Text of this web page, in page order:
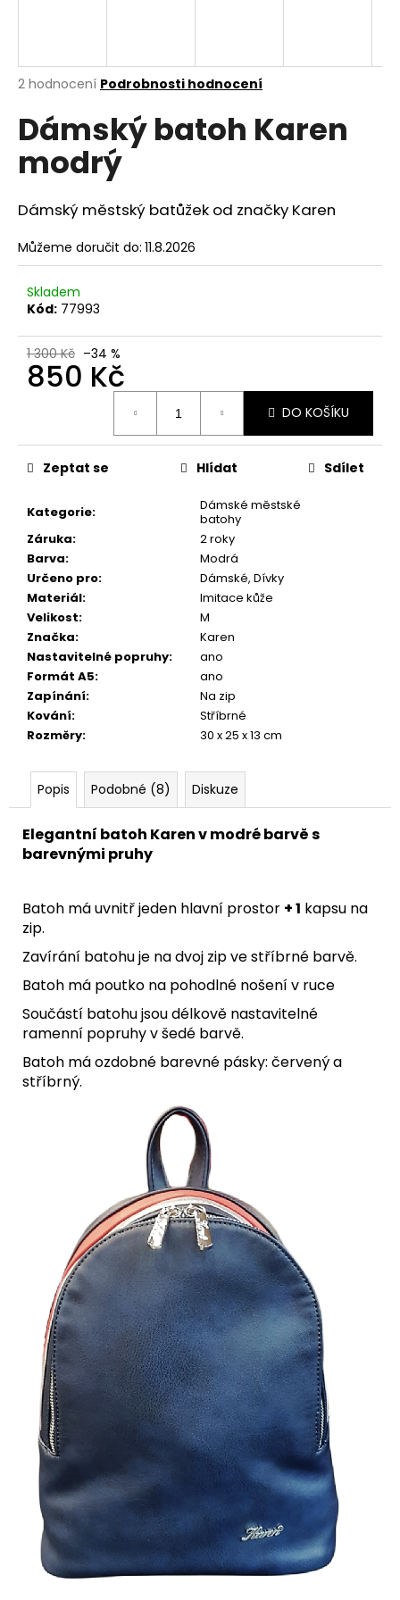
Průměrné
produktu
je
hvězdiček.
2 hodnocení Podrobnosti hodnocení
Dámský batoh Karen
modrý
Dámský městský batůžek od značky Karen
Můžeme doručit do: 11.8.2026
Skladem
Kód: 77993
1 300 Kč –34 %
850 Kč
DO KOŠÍKU
Kategorie:
Dámské městské
batohy
Záruka:
2 roky
Barva:
Modrá
Určeno pro:
Dámské, Dívky
Materiál:
Imitace kůže
Velikost:
M
Značka:
Karen
Nastavitelné popruhy:
ano
Formát A5:
ano
Zapínání:
Na zip
Kování:
Stříbrné
Rozměry: 30 x 25 x 13 cm
Zeptat se Hlídat Sdílet
Popis Podobné (8) Diskuze
Elegantní batoh Karen v modré barvě s
barevnými pruhy
Batoh má uvnitř jeden hlavní prostor + 1 kapsu na
zip.
Zavírání batohu je na dvoj zip ve stříbrné barvě.
Batoh má poutko na pohodlné nošení v ruce
Součástí batohu jsou délkově nastavitelné
ramenní popruhy v šedé barvě.
Batoh má ozdobné barevné pásky: červený a
stříbrný.
í
t
?
HLEDAT
D
o
o
u
j
e